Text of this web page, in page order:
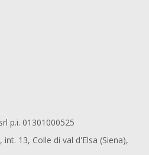
p.i. 01301000525
13, Colle di val d'Elsa (Siena),